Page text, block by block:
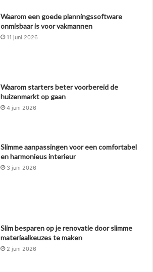
Waarom een goede planningssoftware
onmisbaar is voor vakmannen
11 juni 2026
Waarom starters beter voorbereid de
huizenmarkt op gaan
4 juni 2026
Slimme aanpassingen voor een comfortabel
en harmonieus interieur
3 juni 2026
Slim besparen op je renovatie door slimme
materiaalkeuzes te maken
2 juni 2026